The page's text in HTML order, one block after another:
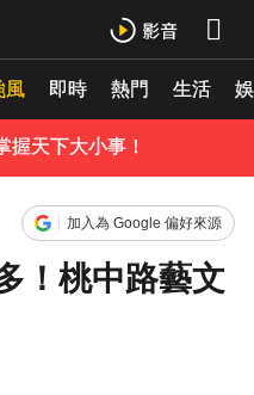
風 即時 熱門 生活曾國城、徐乃麟當眾激吻！戳破保鮮膜「抱頭狂親」他求饒喊：沒氣了
握天下大小事！
《理財達人秀》X 安聯投信免費講座報名中！搶先卡位 2027
加入為 Google 偏好來源
！桃中路藝文